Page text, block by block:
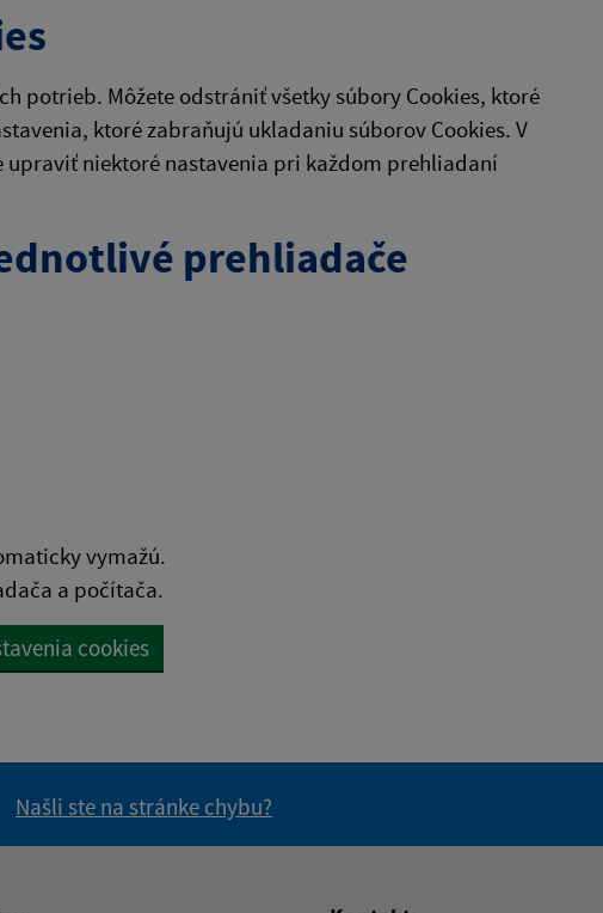
potrieb. Môžete odstrániť všetky súbory Cookies, ktoré
ktoré zabraňujú ukladaniu súborov Cookies. V
niektoré nastavenia pri každom prehliadaní
prehliadače
vymažú.
a počítača.
cookies
Našli ste na stránke chybu?